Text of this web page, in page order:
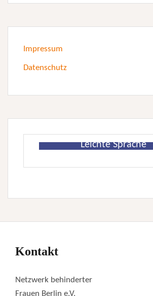
Impressum
Datenschutz
Leichte Sprache
Kontakt
Netzwerk behinderter
Frauen Berlin e.V.